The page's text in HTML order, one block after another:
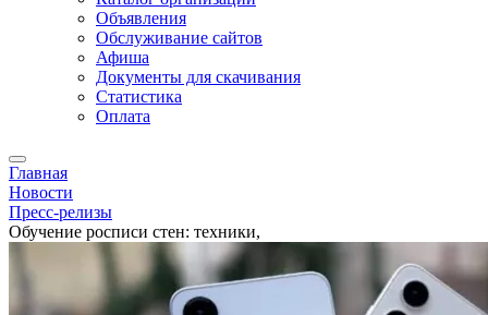
Объявления
Обслуживание сайтов
Афиша
Документы для скачивания
Статистика
Оплата
Главная
Новости
Пресс-релизы
Обучение росписи стен: техники,